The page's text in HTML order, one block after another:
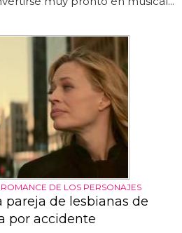
DE LOS PERSONAJES
pareja de lesbianas de
por accidente